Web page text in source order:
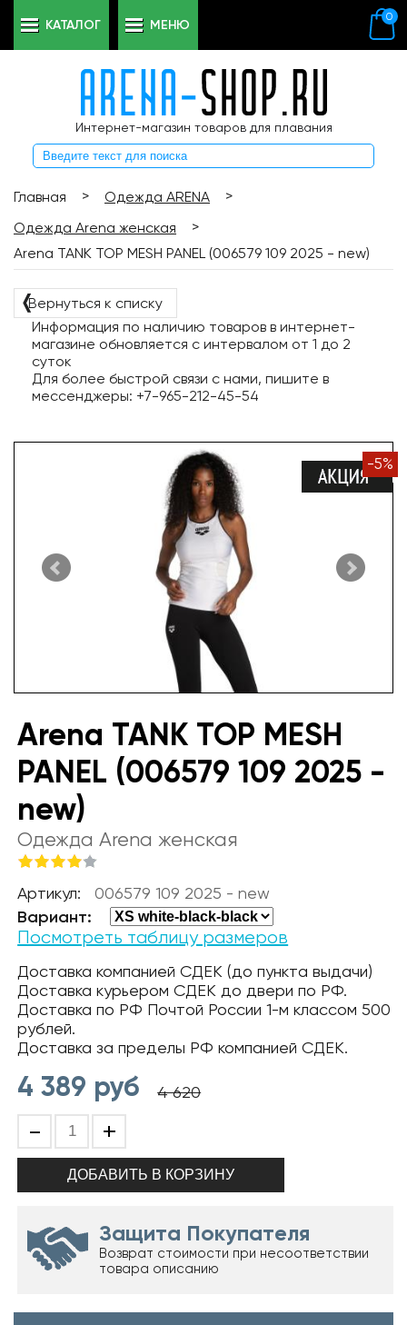
Интернет-магазин товаров для плавания
0
КАТАЛОГ МЕНЮ
Главная > Одежда ARENA
>
Одежда Arena женская
>
Arena TANK TOP MESH PANEL (006579 109 2025 - new)
❬Вернуться к списку
Информация по наличию товаров в интернет-
магазине обновляется с интервалом от 1 до 2
суток
Для более быстрой связи с нами, пишите в
мессенджеры: +7-965-212-45-54
-5%
Arena TANK TOP MESH
PANEL (006579 109 2025 -
new)
Одежда Arena женская
Артикул: 006579 109 2025 - new
Вариант:
Посмотреть таблицу размеров
Доставка компанией СДЕК (до пункта выдачи)
Доставка курьером СДЕК до двери по РФ.
Доставка по РФ Почтой России 1-м классом 500
рублей.
Доставка за пределы РФ компанией СДЕК.
4 389 руб 4 620
- +
Защита Покупателя
Возврат стоимости при несоответствии
товара описанию